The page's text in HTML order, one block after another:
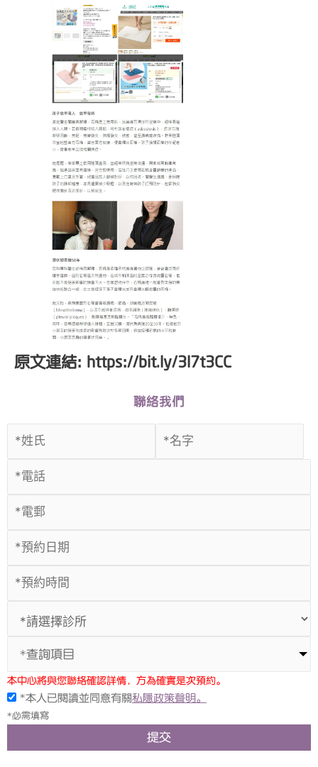
原文連結: https://bit.ly/3l7t3CC
聯絡我們
*查詢項目
本中心將與您聯絡確認詳情，方為確實是次預約。
*本人已閱讀並同意有關私隱政策聲明。
*必需填寫
提交